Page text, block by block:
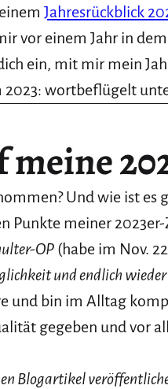
Jahresrückblick
vor einem Jahr in
ein, mit mir mein
wortbeflügelt
meine
Und wie ist es
Punkte meiner
OP (habe im Nov.
und endlich wieder
und bin im Alltag
gegeben und vor
Blogartikel